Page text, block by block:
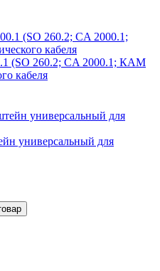
(SO 260.2; CA 2000.1; КАМ
кабеля
универсальный для